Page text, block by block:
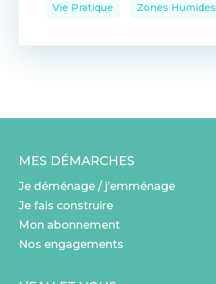
Vie Pratique Zones Humides
MES DÉMARCHES
Je déménage / j’emménage
Je fais construire
Mon abonnement
Nos engagements